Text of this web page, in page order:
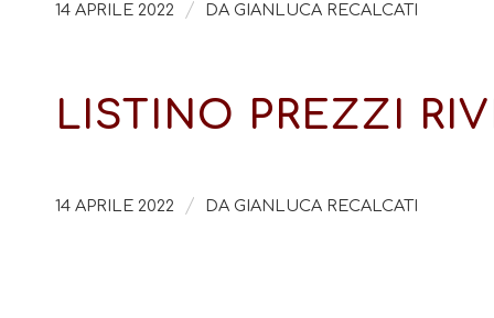
14 APRILE 2022 / DA GIANLUCA RECALCATI
LISTINO PREZZI
14 APRILE 2022 / DA GIANLUCA RECALCATI